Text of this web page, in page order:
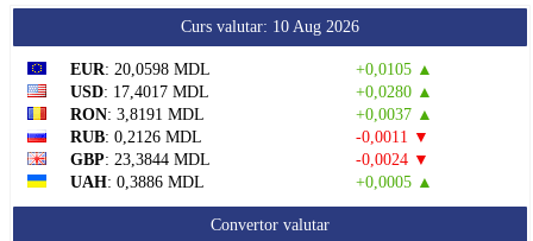
Curs valutar: 10 Aug 2026
EUR: 20,0598 MDL
+0,0105 ▲
USD: 17,4017 MDL
+0,0280 ▲
RON: 3,8191 MDL
+0,0037 ▲
RUB: 0,2126 MDL
-0,0011 ▼
GBP: 23,3844 MDL
-0,0024 ▼
UAH: 0,3886 MDL +0,0005 ▲
Convertor valutar